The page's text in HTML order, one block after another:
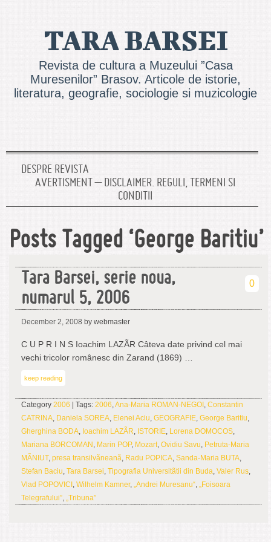
TARA BARSEI
Revista de cultura a Muzeului ”Casa
Muresenilor” Brasov. Articole de istorie,
literatura, geografie, sociologie si muzicologie
DESPRE REVISTA
AVERTISMENT – DISCLAIMER. REGULI, TERMENI SI
CONDITII
Posts Tagged ‘George Baritiu’
Tara Barsei, serie noua,
numarul 5, 2006
0
December 2, 2008 by webmaster
C U P R I N S Ioachim LAZÃR Câteva date privind cel mai
vechi tricolor românesc din Zarand (1869) …
keep reading
Category 2006 | Tags: 2006,Ana-Maria ROMAN-NEGOI , Constantin
CATRINA, Daniela SOREA, Elenei Aciu, GEOGRAFIE, George Baritiu,
Gherghina BODA, Ioachim LAZÃR, ISTORIE, Lorena DOMOCOS,
Mariana BORCOMAN , Marin POP, Mozart, Ovidiu Savu, Petruta-Maria
MÃNIUT, presa transilvãneanã, Radu POPICA, Sanda-Maria BUTA,
Stefan Baciu, Tara Barsei, Tipografia Universitãtii din Buda, Valer Rus,
Vlad POPOVICI , Wilhelm Kamner, „Andrei Muresanu“, „Foisoara
Telegrafului”, „Tribuna”